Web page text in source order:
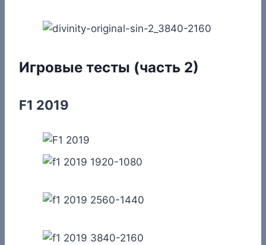
Игровые тесты (часть 2)
F1 2019